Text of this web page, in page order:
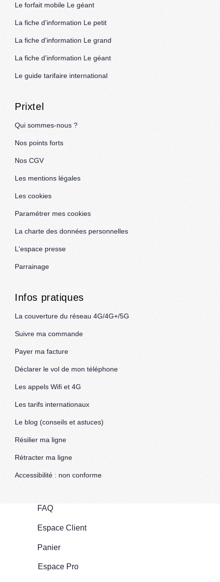
Le forfait mobile Le géant
La fiche d'information Le petit
La fiche d'information Le grand
La fiche d'information Le géant
Le guide tarifaire international
Prixtel
Qui sommes-nous ?
Nos points forts
Nos CGV
Les mentions légales
Les cookies
Paramétrer mes cookies
La charte des données personnelles
L'espace presse
Parrainage
Infos pratiques
La couverture du réseau 4G/4G+/5G
Suivre ma commande
Payer ma facture
Déclarer le vol de mon téléphone
Les appels Wifi et 4G
Les tarifs internationaux
Le blog (conseils et astuces)
Résilier ma ligne
Rétracter ma ligne
Accessibilité : non conforme
FAQ
Espace Client
Panier
Espace Pro